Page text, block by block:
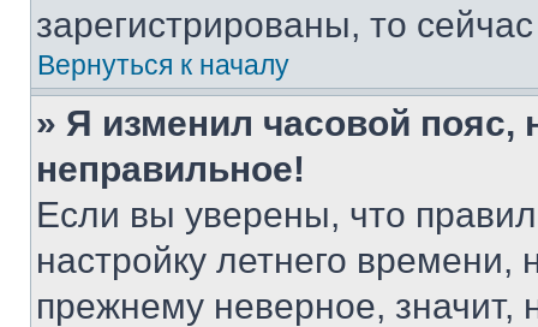
зарегистрированы, то
Вернуться к началу
» Я изменил часовой пояс,
неправильное!
Если вы уверены, что
настройку летнего
прежнему неверное, значит,